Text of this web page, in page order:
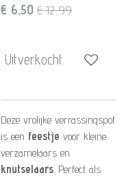
€ 6,50 € 12,99
Uitverkocht
Deze vrolijke verrassingspot
is een feestje voor kleine
verzamelaars en
knutselaars. Perfect als